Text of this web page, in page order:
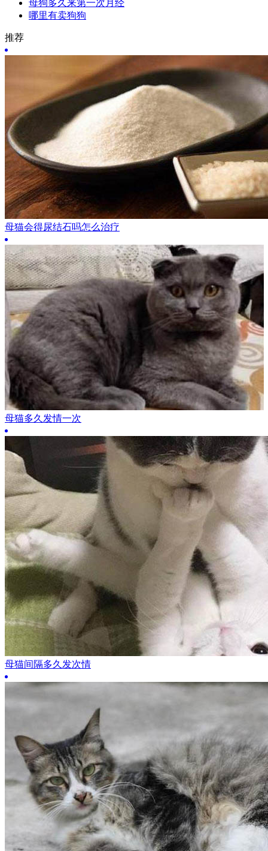
母狗多久来第一次月经
哪里有卖狗狗
推荐
母猫会得尿结石吗怎么治疗
母猫多久发情一次
母猫间隔多久发次情